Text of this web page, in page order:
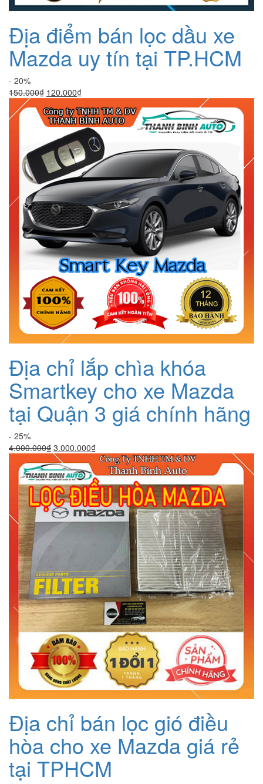
Địa điểm bán lọc dầu xe
Mazda uy tín tại TP.HCM
- 20%
150.000₫ Giá
là:
150.000₫.
120.000₫Giá
tại
là:
120.000₫.
Địa chỉ lắp chìa khóa
Smartkey cho xe Mazda
tại Quận 3 giá chính hãng
- 25%
4.000.000₫ Giá
gốc
là:
4.000.000₫.
3.000.000₫Giá
hiện
là:
3.000.000₫.
Địa chỉ bán lọc gió điều
hòa cho xe Mazda giá rẻ
tại TPHCM